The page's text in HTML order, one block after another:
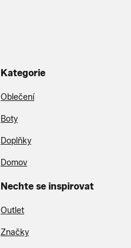
Kategorie
Oblečení
Boty
Doplňky
Domov
Nechte se inspirovat
Outlet
Značky